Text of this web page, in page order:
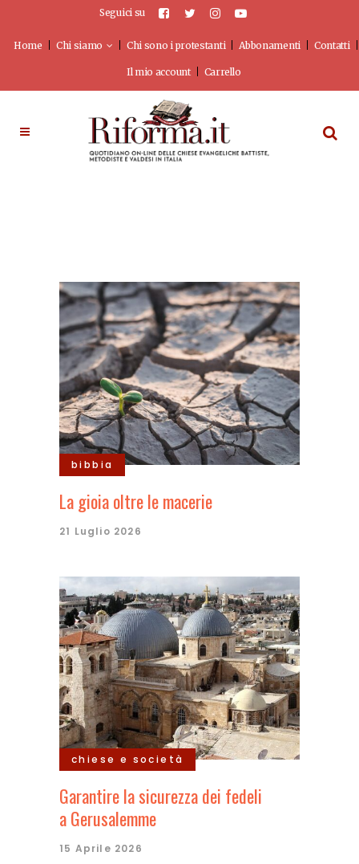
Seguici su
Home Chi siamo Chi sono i protestanti Abbonamenti Contatti
Il mio account Carrello
bibbia
La gioia oltre le macerie
21 Luglio 2026
chiese e società
Garantire la sicurezza dei fedeli
a Gerusalemme
15 Aprile 2026